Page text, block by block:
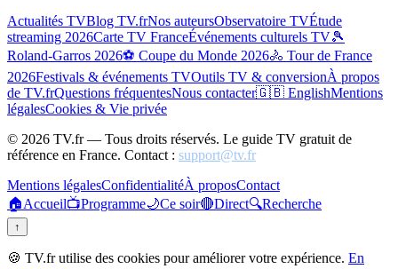
Actualités TVBlog TV.frNos auteursObservatoire TVÉtude
streaming 2026Carte TV FranceÉvénements culturels TV🎾
Roland-Garros 2026⚽ Coupe du Monde 2026🚴 Tour de France
2026Festivals & événements TVOutils TV & conversionÀ propos
de TV.frQuestions fréquentesNous contacter🇬🇧 EnglishMentions
légalesCookies & Vie privée
© 2026 TV.fr — Tous droits réservés. Le guide TV gratuit de
référence en France. Contact : support@tv.fr
Mentions légalesConfidentialitéÀ proposContact
🏠Accueil📺Programme🌙Ce soir🔴Direct🔍Recherche
↑
🍪 TV.fr utilise des cookies pour améliorer votre expérience. En